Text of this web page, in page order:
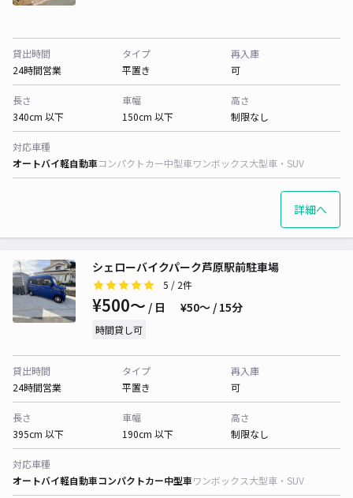
貸出時間
24時間営業
タイプ
平置き
再入庫
可
長さ
340cm 以下
車幅
150cm 以下
高さ
制限なし
対応車種
オートバイ軽自動車コンパクトカー中型車ワンボックス大型車・SUV
詳細へ
シェローバイクパーク芦原駅前駐車場
5 / 2件
¥500〜 / 日 ¥50〜 / 15分
時間貸し可
貸出時間
24時間営業
タイプ
平置き
再入庫
可
長さ
395cm 以下
車幅
190cm 以下
高さ
制限なし
対応車種
オートバイ軽自動車コンパクトカー中型車ワンボックス大型車・SUV